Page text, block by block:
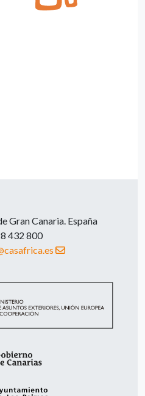
Gran Canaria. España
432 800